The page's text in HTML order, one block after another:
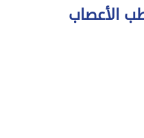
الأعصاب